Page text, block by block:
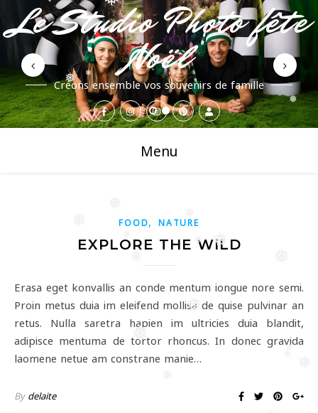
❅
❅
❅
❅
❅
❅
❅
❅
❅
❅
Le Studio Photo fête
Noël
Créons ensemble vos souvenirs de famille
Menu
FOOD ,NATURE
EXPLORE THE WILD
Erasa eget konvallis an conde mentum iongue nore semi.
Proin metus duia im eleifend mollisa de quise pulvinar an
retus. Nulla saretra hapien im ultricies duia blandit,
adipisce mentuma de tortor rhoncus. In donec gravida
laomene netue am constrane manie…
By delaite